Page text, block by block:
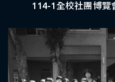
114-1全校社團博覽